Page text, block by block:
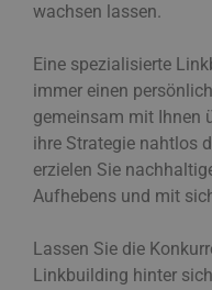
wachsen lassen.
Eine spezialisierte
immer einen
gemeinsam mit Ihnen
ihre Strategie nahtlos
erzielen Sie
Aufhebens und mit
Lassen Sie die
Linkbuilding hinter